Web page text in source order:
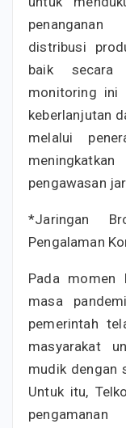
distribusi
baik secara
monitoring ini
keberlanjutan
melalui
pengawasan
*Jaringan
Pengalaman
Pada momen
masa
pemerintah
masyarakat
mudik dengan
Untuk itu,